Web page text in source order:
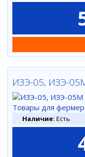
ИЗЭ-05, ИЗЭ-
Наличие: Есть